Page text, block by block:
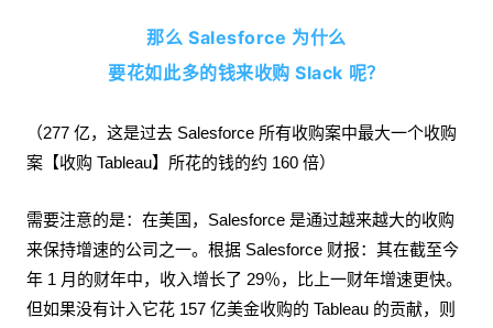
那么 Salesforce 为什么
要花如此多的钱来收购 Slack 呢？
（277 亿，这是过去 Salesforce 所有收购案中最大一个收购
案【收购 Tableau】所花的钱的约 160 倍）
需要注意的是：在美国，Salesforce 是通过越来越大的收购
来保持增速的公司之一。根据 Salesforce 财报：其在截至今
年 1 月的财年中，收入增长了 29％，比上一财年增速更快。
但如果没有计入它花 157 亿美金收购的 Tableau 的贡献，则